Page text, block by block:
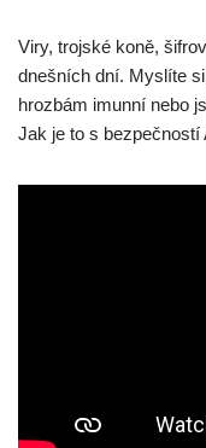
Viry, trojské koně,
dnešních dní. Myslíte
hrozbám imunní nebo
Jak je to s bezpečností